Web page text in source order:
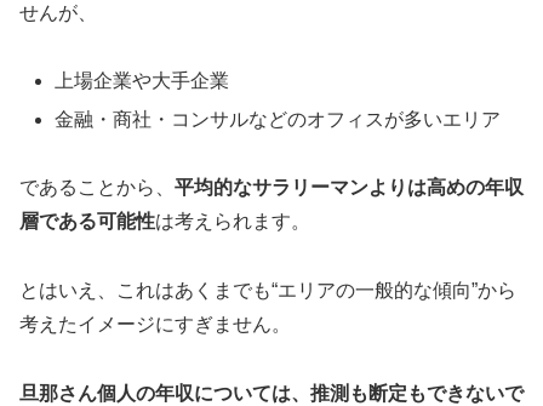
せんが、
上場企業や大手企業
金融・商社・コンサルなどのオフィスが多いエリア
であることから、 平均的なサラリーマンよりは高めの年収
層である可能性は考えられます。
とはいえ、これはあくまでも“エリアの一般的な傾向”から
考えたイメージにすぎません。
旦那さん個人の年収については、推測も断定もできないで